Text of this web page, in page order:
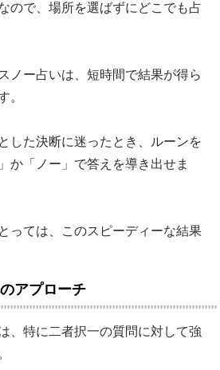
ので、場所を選ばずにどこでも占
ノー占いは、短時間で結果が得ら
。
した決断に迷ったとき、ルーンを
か「ノー」で答えを導き出せま
っては、このスピーディーな結果
アプローチ
、特に二者択一の質問に対して強